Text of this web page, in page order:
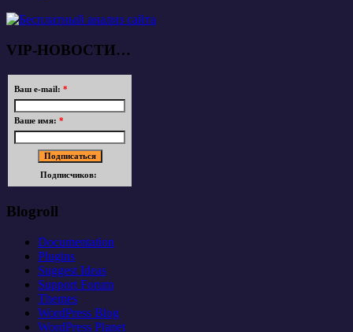
VIP-НОВОСТИ…
Ваш e-mail: *
Ваше имя: *
Подписчиков:
Blogroll
Documentation
Plugins
Suggest Ideas
Support Forum
Themes
WordPress Blog
WordPress Planet